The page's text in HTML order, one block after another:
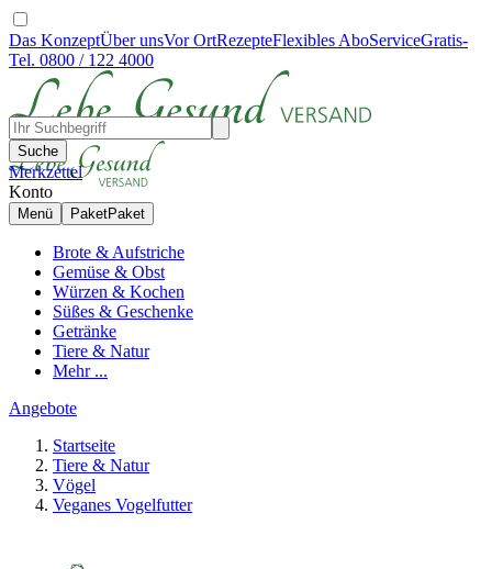
Das KonzeptÜber unsVor OrtRezepteFlexibles AboServiceGratis-
Tel. 0800 / 122 4000
Suche
Merkzettel
Konto
Menü PaketPaket
Brote & Aufstriche
Gemüse & Obst
Würzen & Kochen
Süßes & Geschenke
Getränke
Tiere & Natur
Mehr ...
Angebote
Startseite
Tiere & Natur
Vögel
Veganes Vogelfutter